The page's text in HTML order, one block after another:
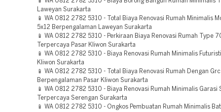
Laweyan Surakarta
📱 WA 0812 2782 5310 - Total Biaya Renovasi Rumah Minimalis
5x12 Berpengalaman Laweyan Surakarta
📱 WA 0812 2782 5310 - Perkiraan Biaya Renovasi Rumah Type
Terpercaya Pasar Kliwon Surakarta
📱 WA 0812 2782 5310 - Biaya Renovasi Rumah Minimalis
Kliwon Surakarta
📱 WA 0812 2782 5310 - Total Biaya Renovasi Rumah Dengan Grc
Berpengalaman Pasar Kliwon Surakarta
📱 WA 0812 2782 5310 - Biaya Renovasi Rumah Minimalis Garasi
Terpercaya Serengan Surakarta
📱 WA 0812 2782 5310 - Ongkos Pembuatan Rumah Minimalis